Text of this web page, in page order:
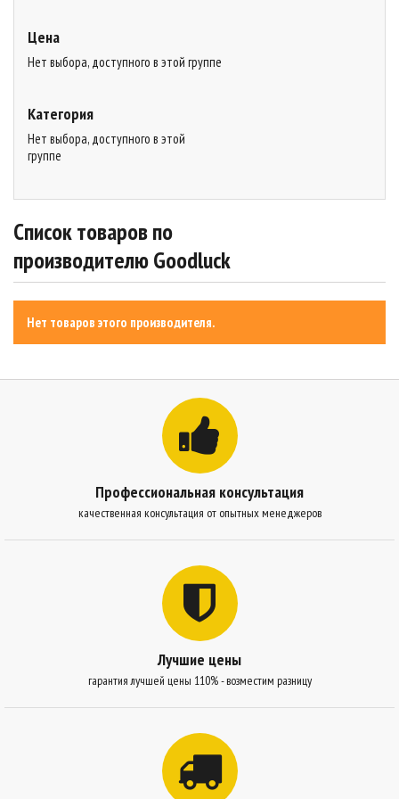
Цена
Нет выбора, доступного в этой группе
Категория
Нет выбора, доступного в этой
группе
Список товаров по
производителю Goodluck
Нет товаров этого производителя.
Профессиональная консультация
качественная консультация от опытных менеджеров
Лучшие цены
гарантия лучшей цены 110% - возместим разницу